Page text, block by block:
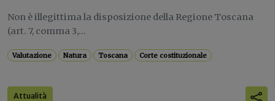
Non è illegittima la disposizione della Regione Toscana
(art. 7, comma 3,...
Valutazione Natura Toscana Corte costituzionale
Attualità